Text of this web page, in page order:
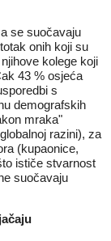
se suočavaju
onih koji su
kolege koji
43 % osjeća
s
demografskih
mraka"
razini), za
(kupaonice,
ističe stvarnost
suočavaju